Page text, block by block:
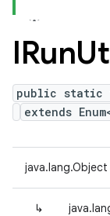
IRun
public static
extends
java.lang.Object
↳